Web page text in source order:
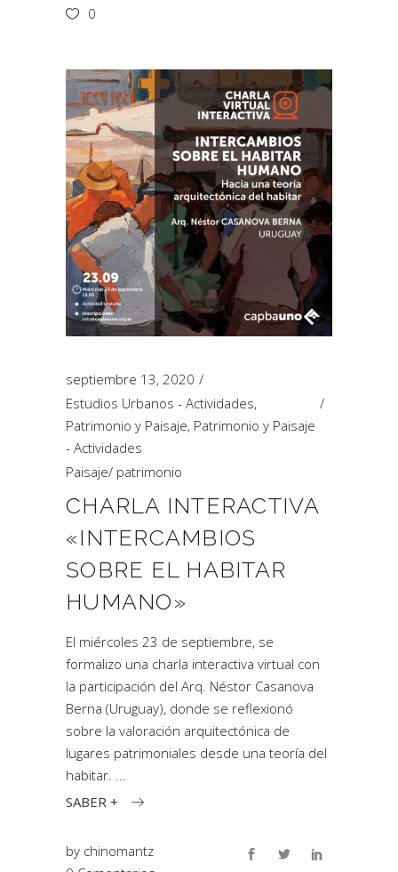
0
septiembre 13, 2020
Estudios Urbanos - Actividades,
Patrimonio y Paisaje, Patrimonio y Paisaje
- Actividades
Paisaje/ patrimonio
CHARLA INTERACTIVA
«INTERCAMBIOS
SOBRE EL HABITAR
HUMANO»
El miércoles 23 de septiembre, se
formalizo una charla interactiva virtual con
la participación del Arq. Néstor Casanova
Berna (Uruguay), donde se reflexionó
sobre la valoración arquitectónica de
lugares patrimoniales desde una teoría del
habitar.
SABER +
by chinomantz